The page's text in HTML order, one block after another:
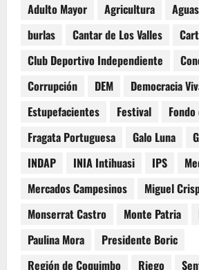
Adulto Mayor Agricultura
burlas
Cantar de Los Valles
Club Deportivo Independiente
Corrupción
DEM Democracia
Estupefacientes
Festival
Fragata Portuguesa
Galo Luna
INDAP
INIA Intihuasi IPS
Mercados Campesinos
Miguel
Monserrat Castro
Monte Patria
Paulina Mora
Presidente Boric
Región de Coquimbo
Riego